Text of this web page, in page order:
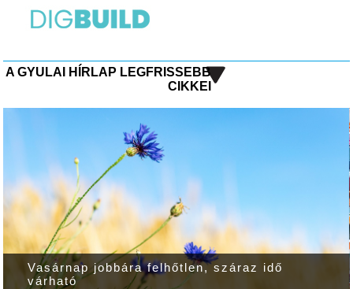
A GYULAI HÍRLAP LEGFRISSEBB
CIKKEI
Vasárnap jobbára felhőtlen, száraz idő
várható